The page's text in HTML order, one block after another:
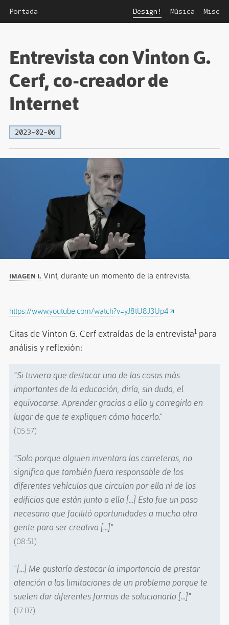
Portada Design! Música Misc
Entrevista con Vinton G.
Cerf, co-creador de
Internet
2023-02-06
Imagen I. Vint, durante un momento de la entrevista.
https://www.youtube.com/watch?v=yJ8tU8J3Up4
Citas de Vinton G. Cerf extraídas de la entrevista1 para
análisis y reflexión:
"Si tuviera que destacar una de las cosas más
importantes de la educación, diría, sin duda, el
equivocarse. Aprender gracias a ello y corregirlo en
lugar de que te expliquen cómo hacerlo."
(05:57)
"Solo porque alguien inventara las carreteras, no
significa que también fuera responsable de los
diferentes vehículos que circulan por ella ni de los
edificios que están junto a ella [...] Esto fue un paso
necesario que facilitó oportunidades a mucha otra
gente para ser creativa [...]"
(08:51)
"[...] Me gustaría destacar la importancia de prestar
atención a las limitaciones de un problema porque te
suelen dar diferentes formas de solucionarlo [...]"
(17:07)